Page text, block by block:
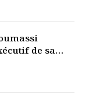
de sa